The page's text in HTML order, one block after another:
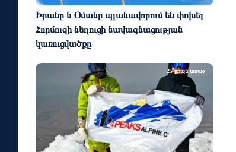
Իրանը և Օմանը պլանավորում են փոխել
Հորմուզի նեղուցի նավագնացության
կառուցվածքը
25 րոպե առաջ